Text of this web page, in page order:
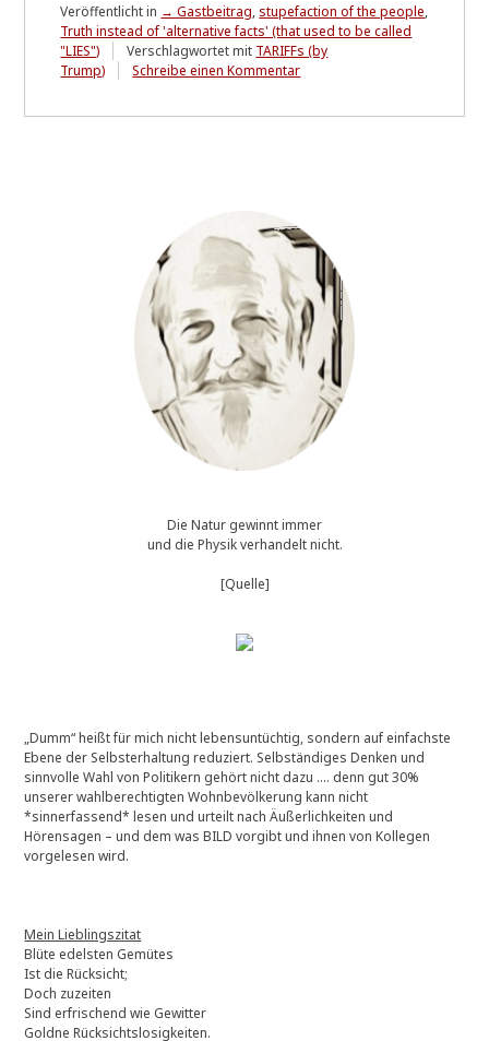
Veröffentlicht in → Gastbeitrag, stupefaction of the people,
Truth instead of 'alternative facts' (that used to be called
"LIES")
Verschlagwortet mit TARIFFs (by
Trump)
Schreibe einen Kommentarzu
A
decrease
small
it's
ridiculous!
Die Natur gewinnt immer
und die Physik verhandelt nicht.
[Quelle]
„Dumm“ heißt für mich nicht lebensuntüchtig, sondern auf einfachste
Ebene der Selbsterhaltung reduziert. Selbständiges Denken und
sinnvolle Wahl von Politikern gehört nicht dazu …. denn gut 30%
unserer wahlberechtigten Wohnbevölkerung kann nicht
*sinnerfassend* lesen und urteilt nach Äußerlichkeiten und
Hörensagen – und dem was BILD vorgibt und ihnen von Kollegen
vorgelesen wird.
Mein Lieblingszitat
Blüte edelsten Gemütes
Ist die Rücksicht;
Doch zuzeiten
Sind erfrischend wie Gewitter
Goldne Rücksichtslosigkeiten.